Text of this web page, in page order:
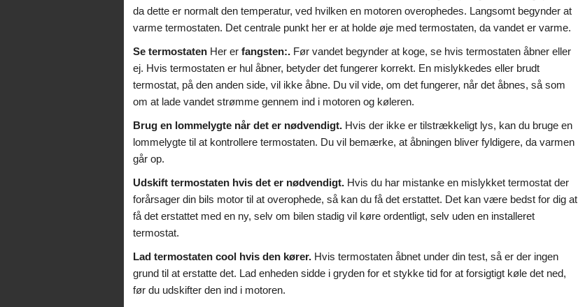
da dette er normalt den temperatur, ved hvilken en motoren overophedes. Langsomt begynder at
varme termostaten. Det centrale punkt her er at holde øje med termostaten, da vandet er varme.
Se termostaten Her er fangsten:. Før vandet begynder at koge, se hvis termostaten åbner eller
ej. Hvis termostaten er hul åbner, betyder det fungerer korrekt. En mislykkedes eller brudt
termostat, på den anden side, vil ikke åbne. Du vil vide, om det fungerer, når det åbnes, så som
om at lade vandet strømme gennem ind i motoren og køleren.
Brug en lommelygte når det er nødvendigt. Hvis der ikke er tilstrækkeligt lys, kan du bruge en
lommelygte til at kontrollere termostaten. Du vil bemærke, at åbningen bliver fyldigere, da varmen
går op.
Udskift termostaten hvis det er nødvendigt. Hvis du har mistanke en mislykket termostat der
forårsager din bils motor til at overophede, så kan du få det erstattet. Det kan være bedst for dig at
få det erstattet med en ny, selv om bilen stadig vil køre ordentligt, selv uden en installeret
termostat.
Lad termostaten cool hvis den kører. Hvis termostaten åbnet under din test, så er der ingen
grund til at erstatte det. Lad enheden sidde i gryden for et stykke tid for at forsigtigt køle det ned,
før du udskifter den ind i motoren.